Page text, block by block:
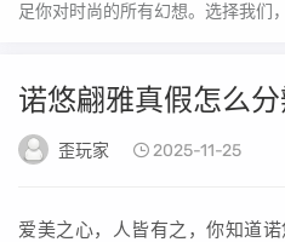
足你对时尚的所有幻想。选择我们
诺悠翩雅真假怎么分
歪玩家 2025-11-25
爱美之心，人皆有之，你知道